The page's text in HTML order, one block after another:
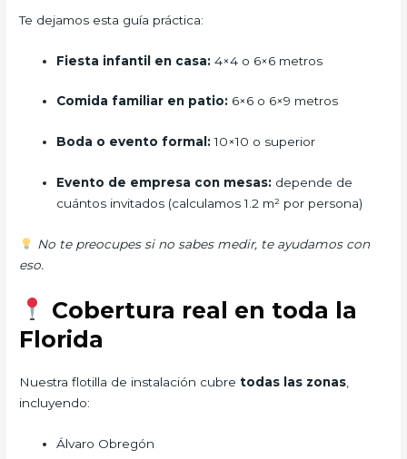
Te dejamos esta guía práctica:
Fiesta infantil en casa: 4×4 o 6×6 metros
Comida familiar en patio: 6×6 o 6×9 metros
Boda o evento formal:10×10 o superior
Evento de empresa con mesas: depende de
cuántos invitados (calculamos 1.2 m² por persona)
No te preocupes si no sabes medir, te ayudamos con
eso.
Cobertura real en toda la
Florida
Nuestra flotilla de instalación cubretodas las zonas
incluyendo:
Álvaro Obregón